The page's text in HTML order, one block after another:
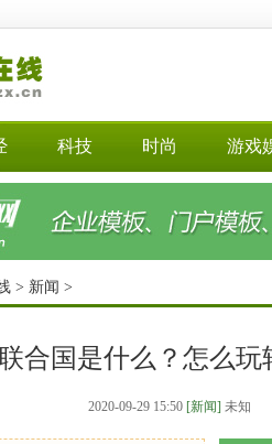
科技 时尚 游戏
> 新闻 >
合国是什么？怎么玩
2020-09-29 15:50 [新闻] 未知